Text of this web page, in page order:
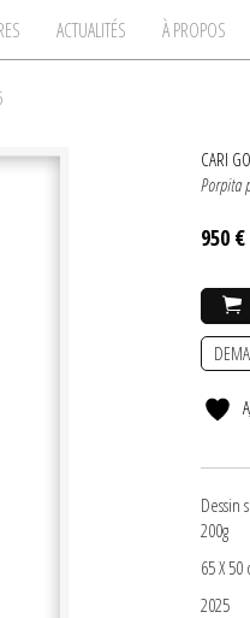
ACTUALITÉS À PROPOS
CARI
Porpita
950 €
Dessin
200g
65 X 50
2025